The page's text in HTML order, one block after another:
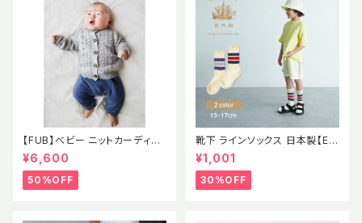
【FUB】べビー ニットカーディガ
ン ポンポン ポップコーン セー
ター ラムウール エコテックス認
証 2021AWBABY LAMBWOO
L CARDIGAN GRAY MELAN
¥6,600
50%OFF
靴下 ラインソックス 日本製【EE
H】イーストエンドハイランダー
ズ
¥1,001
30%OFF